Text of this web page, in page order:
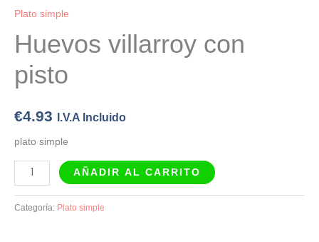
Plato simple
Huevos villarroy con
pisto
€4.93 I.V.A Incluido
plato simple
pisto
AÑADIR AL CARRITO
Categoría: Plato simple